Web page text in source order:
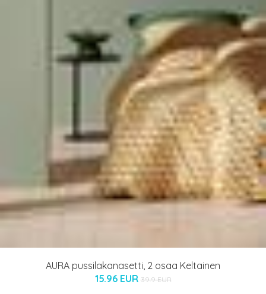
AURA pussilakanasetti, 2 osaa Keltainen
15.96 EUR 39.9 EUR